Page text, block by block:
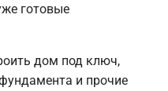
готовые
дом под ключ,
и прочие